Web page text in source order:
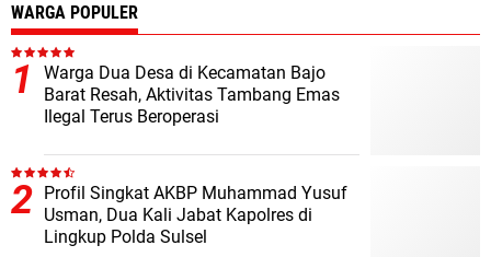
WARGA POPULER
Warga Dua Desa di Kecamatan Bajo
Barat Resah, Aktivitas Tambang Emas
Ilegal Terus Beroperasi
Profil Singkat AKBP Muhammad Yusuf
Usman, Dua Kali Jabat Kapolres di
Lingkup Polda Sulsel